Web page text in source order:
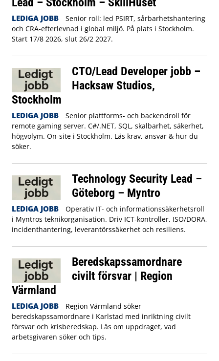
LEDIGA JOBB
Senior roll: led PSIRT, sårbarhetshantering
och CRA-efterlevnad i global miljö. På plats i Stockholm.
Start 17/8 2026, slut 26/2 2027.
CTO/Lead Developer jobb –
Hacksaw Studios,
Stockholm
LEDIGA JOBB
Senior plattforms- och backendroll för
remote gaming server. C#/.NET, SQL, skalbarhet, säkerhet,
högvolym. On-site i Stockholm. Läs krav, ansvar & hur du
söker.
Technology Security Lead –
Göteborg – Myntro
LEDIGA JOBB
Operativ IT- och informationssäkerhetsroll
i Myntros teknikorganisation. Driv ICT-kontroller, ISO/DORA,
incidenthantering, leverantörssäkerhet och resiliens.
Beredskapssamordnare
civilt försvar | Region
Värmland
LEDIGA JOBB
Region Värmland söker
beredskapssamordnare i Karlstad med inriktning civilt
försvar och krisberedskap. Läs om uppdraget, vad
arbetsgivaren söker och tips.